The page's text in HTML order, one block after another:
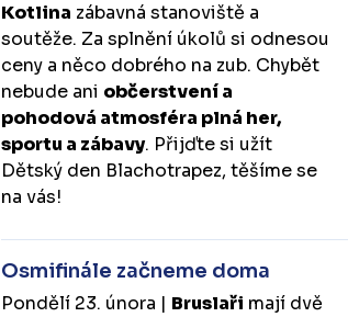
Kotlina zábavná stanoviště a
soutěže. Za splnění úkolů si odnesou
ceny a něco dobrého na zub. Chybět
nebude ani občerstvení a
pohodová atmosféra plná her,
sportu a zábavy. Přijďte si užít
Dětský den Blachotrapez, těšíme se
na vás!
Osmifinále začneme doma
Pondělí 23. února | Bruslaři mají dvě